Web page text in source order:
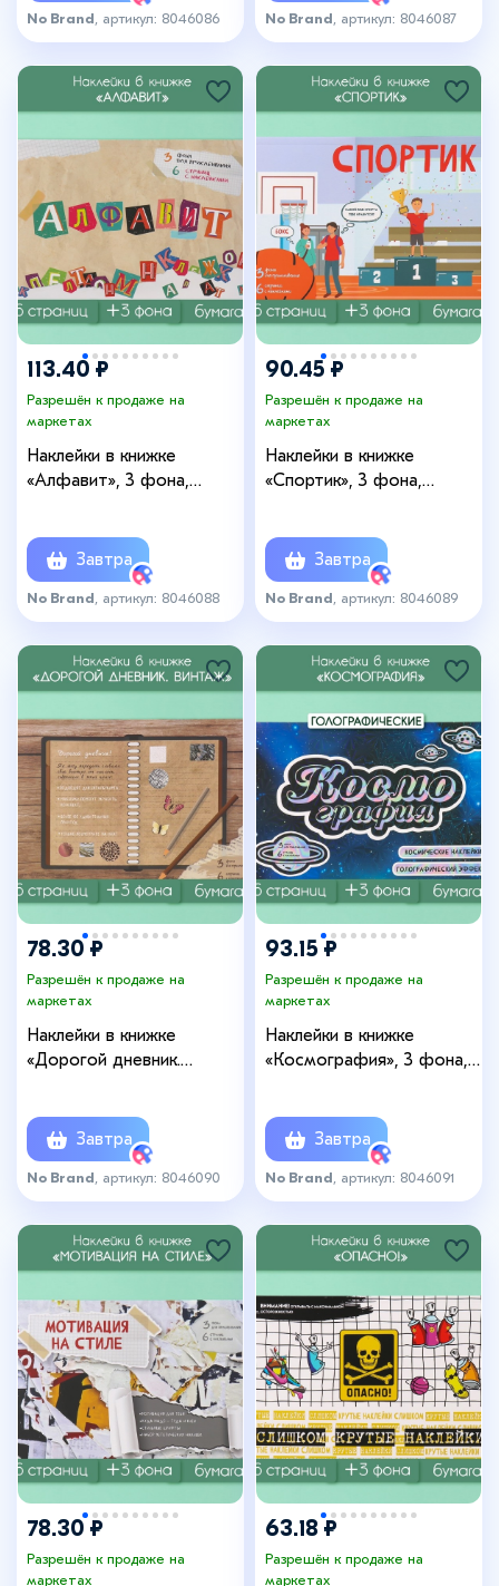
No Brand , артикул: 8046086 No Brand , артикул: 8046087
113.40 ₽
Разрешён к продаже на
маркетах
Наклейки в книжке
«Алфавит», 3 фона,
Завтра
No Brand , артикул: 8046088
+5
90.45 ₽
Разрешён к продаже на
маркетах
Наклейки в книжке
«Спортик», 3 фона,
Завтра
No Brand , артикул: 8046089
78.30 ₽
Разрешён к продаже на
маркетах
Наклейки в книжке
«Дорогой дневник.
Завтра
No Brand , артикул: 8046090
+5
93.15 ₽
Разрешён к продаже на
маркетах
Наклейки в книжке
«Космография», 3 фона,
Завтра
No Brand , артикул: 8046091
78.30 ₽
Разрешён к продаже на
маркетах
+5
63.18 ₽
Разрешён к продаже на
маркетах